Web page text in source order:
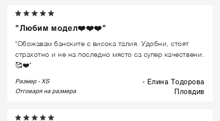
"Любим модел❤️❤️❤️"
"Обожавам банските с висока талия. Удобни, стоят
страхотно и не на последно място са супер качествени.
🥰❤️"
Размер - XS - Елина Тодорова
Отговаря на размера пловдив